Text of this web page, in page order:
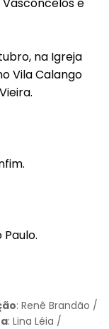
na Igreja
Vila Calango
Paulo.
: Renê Brandão /
: Lina Léia /